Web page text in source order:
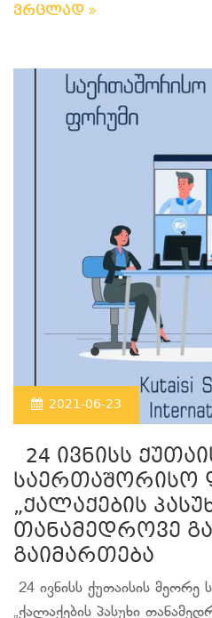
ვრცლად
2021-06-23
24 ივნისს
საერთაშორისო
„ქალაქების
თანამედროვე
გაიმართება
24 ივნისს ქუთაისის
„ქალაქების პასუხი